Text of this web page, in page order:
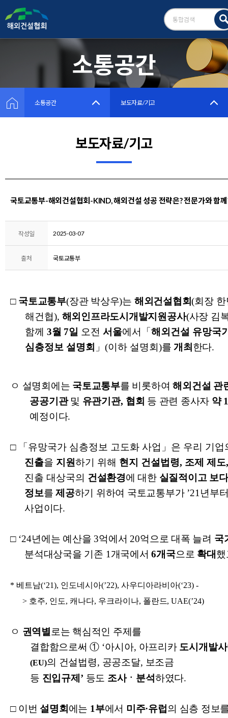
소통공간
소통공간 보도자료/기고
보도자료/기고
국토교통부-해외건설협회-KIND, 해외건설 성공 전략은? 전문가와 함
작성일 2025-03-07
출처 국토교통부
□ 국토교통부(장관 박상우)는 해외건설협회(회장
해건협), 해외인프라도시개발지원공사(사장 김
함께 3월 7일 오전 서울에서 「 해외건설 유망국
심층정보설명회 」 (이하 설명회 )를개최 한다.
ㅇ 설명회에는 국토교통부를 비롯하여해외건설 관
공공기관 및 유관기관, 협회 등 관련 종사자 약
예정이다.
□ 「 유망국가 심층정보 고도화 사업 」 은 우리 기업
진출을 지원하기 위해 현지 건설법령, 조제 제도
진출 대상국의 건설환경에 대한 실질적이고 보
정보를제공하기 위하여 국토교통부가 ’21 년부
사업이다.
□ ‘24년에는 예산을 3억에서 20억으로 대폭 늘려 국
분석대상국을 기존 1 개국에서6개국으로 확대 했
* 베트남(‘21), 인도네시아(’22), 사우디아라비아(‘23) -
> 호주, 인도, 캐나다, 우크라이나, 폴란드, UAE(’24)
ㅇ 권역별 로는 핵심적인 주제를
결합함으로써① ‘아시아, 아프리카 도시개발
(EU)의 건설법령, 공공조달, 보조금
등 진입규제 ’ 등도 조사ㆍ분석하였다.
□ 이번설명회 에는 1부에서 미주·유럽 의 심층 정보